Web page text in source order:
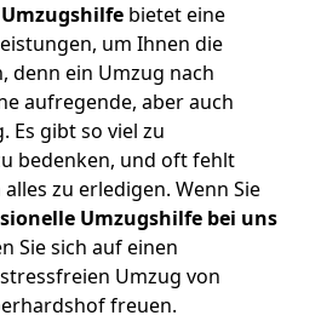
Umzugshilfe bietet eine
um Ihnen die
denn ein Umzug nach
aufregende, aber auch
Es gibt so viel zu
bedenken, und oft fehlt
zu erledigen. Wenn Sie
Umzugshilfe bei uns
Sie sich auf einen
Umzug von
freuen.